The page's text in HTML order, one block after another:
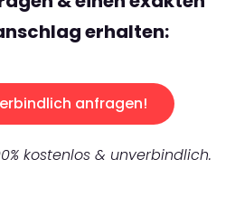
erhalten:
anfragen!
kostenlos & unverbindlich.